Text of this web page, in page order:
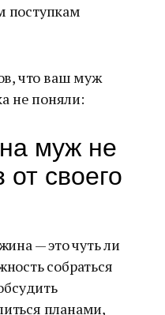
поступкам
что ваш муж
не поняли:
муж не
от своего
— это чуть ли
собраться
планами,